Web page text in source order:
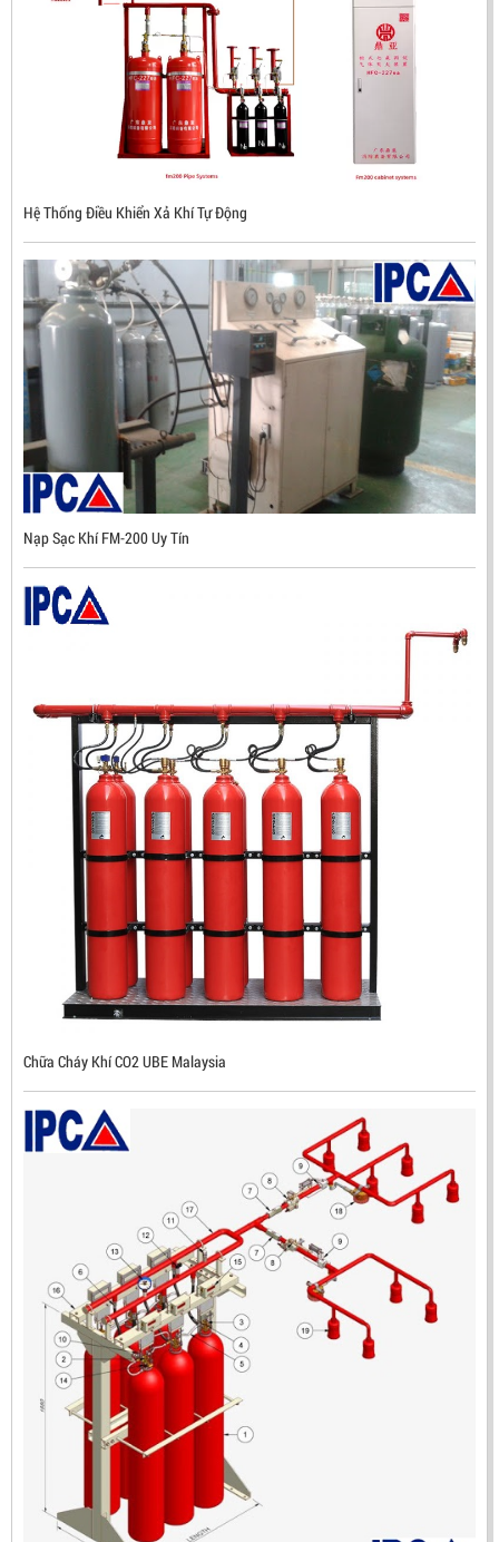
ĐẦU BÁO LỬA CHỐNG NỔ CHỐNG NƯỚC UV/IR- UX300
NHẬP KHẨU HÀN QUỐC
LIÊN HỆ
Mã sản phẩm: UX300
ĐẦU BÁO TIA LỬA IR3 RX500 CHỐNG CHÁY NỔ TIÊU
CHUẨN FM HÀN QUỐC
LIÊN HỆ
Mã sản phẩm: RX500
ĐẦU BÁO LỬA CHỐNG NỔ IR3- DX500 (MEKASENTRON
Hệ Thống Điều Khiển Xả Khí Tự Động
Nạp Sạc Khí FM-200 Uy Tín
Chữa Cháy Khí CO2 UBE Malaysia